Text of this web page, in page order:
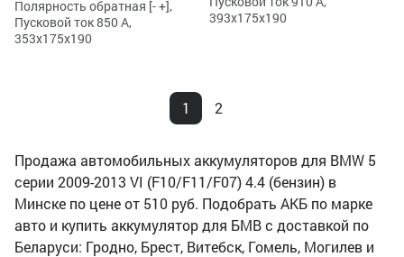
Полярность обратная [- +],
Пусковой ток 850 А,
353x175x190
393x175x190
1 2
Продажа автомобильных аккумуляторов для BMW 5
серии 2009-2013 VI (F10/F11/F07) 4.4 (бензин) в
Минске по цене от 510 руб. Подобрать АКБ по марке
авто и купить аккумулятор для БМВ с доставкой по
Беларуси: Гродно, Брест, Витебск, Гомель, Могилев и